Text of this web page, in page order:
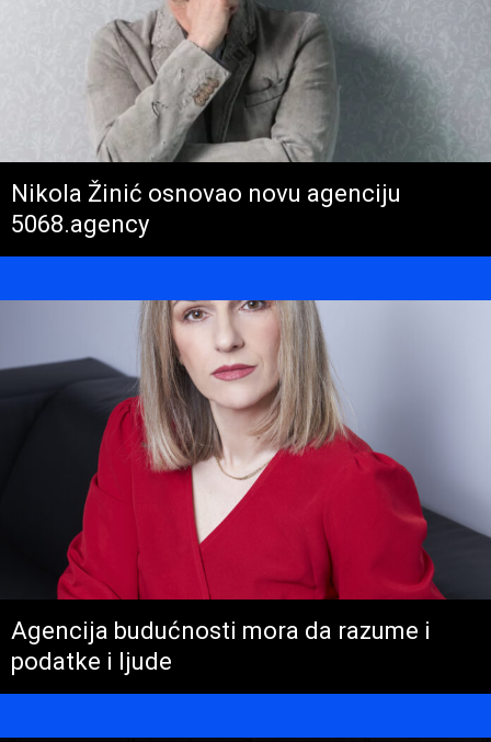
Nikola Žinić osnovao novu agenciju
5068.agency
Agencija budućnosti mora da razume i
podatke i ljude